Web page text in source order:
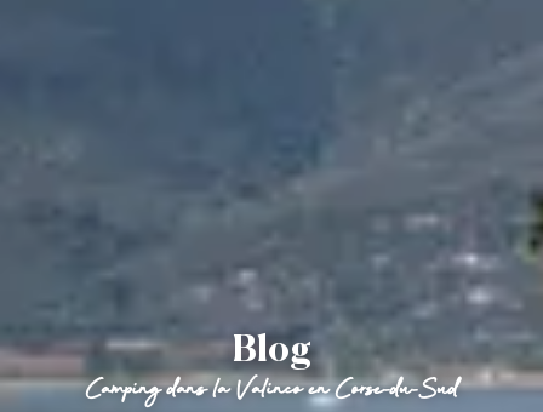
EN
Blog
Camping dans la Valinco en Corse-du-Sud